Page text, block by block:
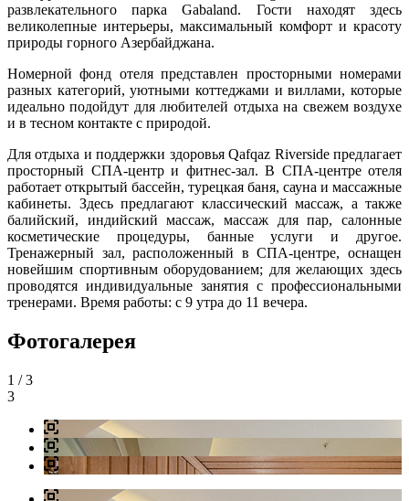
развлекательного парка Gabaland. Гости находят здесь
великолепные интерьеры, максимальный комфорт и красоту
природы горного Азербайджана.
Номерной фонд отеля представлен просторными номерами
разных категорий, уютными коттеджами и виллами, которые
идеально подойдут для любителей отдыха на свежем воздухе
и в тесном контакте с природой.
Для отдыха и поддержки здоровья Qafqaz Riverside предлагает
просторный СПА-центр и фитнес-зал. В СПА-центре отеля
работает открытый бассейн, турецкая баня, сауна и массажные
кабинеты. Здесь предлагают классический массаж, а также
балийский, индийский массаж, массаж для пар, салонные
косметические процедуры, банные услуги и другое.
Тренажерный зал, расположенный в СПА-центре, оснащен
новейшим спортивным оборудованием; для желающих здесь
проводятся индивидуальные занятия с профессиональными
тренерами. Время работы: с 9 утра до 11 вечера.
Фотогалерея
1 / 3
3